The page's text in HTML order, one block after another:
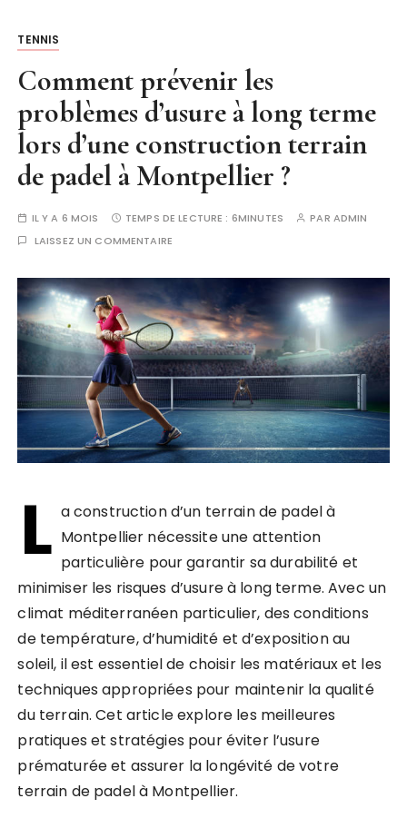
TENNIS
Comment prévenir les
problèmes d’usure à long terme
lors d’une construction terrain
de padel à Montpellier ?
IL Y A 6 MOIS TEMPS DE LECTURE : 6MINUTES PAR ADMIN
LAISSEZ UN COMMENTAIRE
L a construction d’un terrain de padel à
Montpellier nécessite une attention
particulière pour garantir sa durabilité et
minimiser les risques d’usure à long terme. Avec un
climat méditerranéen particulier, des conditions
de température, d’humidité et d’exposition au
soleil, il est essentiel de choisir les matériaux et les
techniques appropriées pour maintenir la qualité
du terrain. Cet article explore les meilleures
pratiques et stratégies pour éviter l’usure
prématurée et assurer la longévité de votre
terrain de padel à Montpellier.